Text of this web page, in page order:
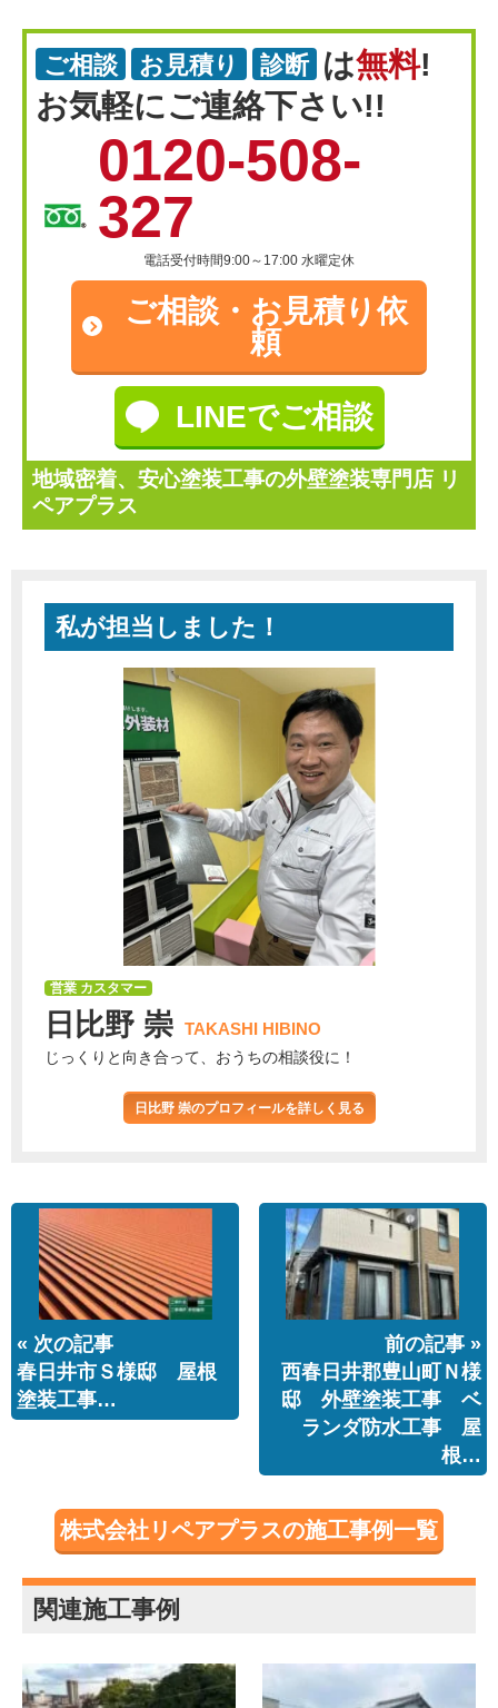
ご相談 お見積り 診断 は無料!
お気軽にご連絡下さい!!
0120-508-
327
電話受付時間9:00～17:00 水曜定休
ご相談・ お見積り依
頼
LINEでご相談
地域密着、安心塗装工事の外壁塗装専門店 リ
ペアプラス
私が担当しました！
営業 カスタマー
日比野 崇 TAKASHI HIBINO
じっくりと向き合って、おうちの相談役に！
日比野 崇のプロフィールを詳しく見る
« 次の記事
春日井市Ｓ様邸 屋根
塗装工事…
前の記事 »
西春日井郡豊山町Ｎ様
邸 外壁塗装工事 ベ
ランダ防水工事 屋
根…
株式会社リペアプラスの施工事例一覧
関連施工事例